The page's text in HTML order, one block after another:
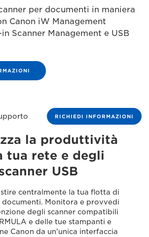
per documenti in maniera
Canon iW Management
Scanner Management e USB
RICHIEDI INFORMAZIONI
la produttività
tua rete e degli
USB
centralmente la tua flotta di
documenti. Monitora e provvedi
degli scanner compatibili
e delle tue stampanti e
Canon da un'unica interfaccia